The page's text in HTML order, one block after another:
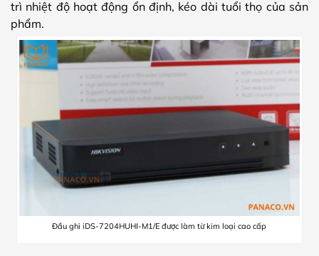
trì nhiệt độ hoạt động ổn định, kéo dài tuổi thọ của sản
phẩm.
Đầu ghi iDS-7204HUHI-M1/E được làm từ kim loại cao cấp